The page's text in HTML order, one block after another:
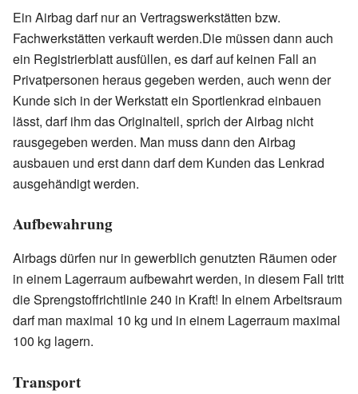
Ein Airbag darf nur an Vertragswerkstätten bzw.
Fachwerkstätten verkauft werden.Die müssen dann auch
ein Registrierblatt ausfüllen, es darf auf keinen Fall an
Privatpersonen heraus gegeben werden, auch wenn der
Kunde sich in der Werkstatt ein Sportlenkrad einbauen
lässt, darf ihm das Originalteil, sprich der Airbag nicht
rausgegeben werden. Man muss dann den Airbag
ausbauen und erst dann darf dem Kunden das Lenkrad
ausgehändigt werden.
Aufbewahrung
Airbags dürfen nur in gewerblich genutzten Räumen oder
in einem Lagerraum aufbewahrt werden, in diesem Fall tritt
die Sprengstoffrichtlinie 240 in Kraft! In einem Arbeitsraum
darf man maximal 10 kg und in einem Lagerraum maximal
100 kg lagern.
Transport